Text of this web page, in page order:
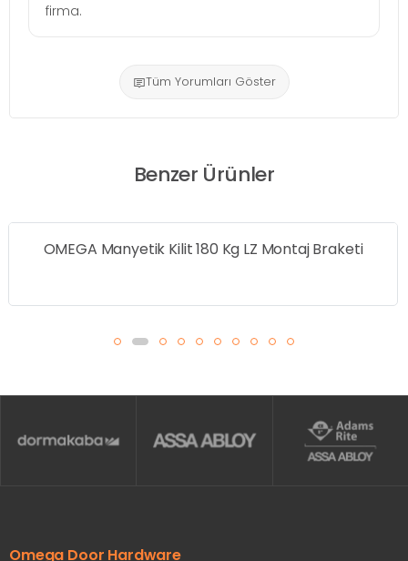
firma.
Tüm Yorumları Göster
Benzer Ürünler
Kg LZ Montaj Braketi DORMAKABA AMZL
Omega Door Hardware